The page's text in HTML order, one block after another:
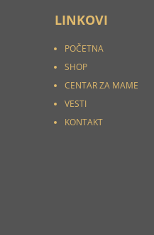
LINKOVI
POČETNA
SHOP
CENTAR ZA MAME
VESTI
KONTAKT